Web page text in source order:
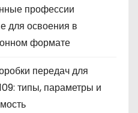
профессии
для освоения в
формате
передач для
типы, параметры и